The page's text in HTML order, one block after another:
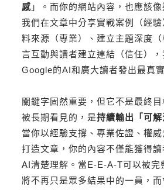
感 」。而你的網站內容，也應該
我們在文章中分享實戰案例（經
料來源（專業）、建立主題深度
言互動與讀者建立連結（信任）
Google的AI和廣大讀者發出最真
關鍵字固然重要，但它不是最終
被長期看見的，是持續輸出「可解
當你以經驗支撐、專業佐證、權
打造文章，你的內容不僅能獲得
AI清楚理解。當E-E-A-T可以被完
將不再只是眾多結果中的一員，